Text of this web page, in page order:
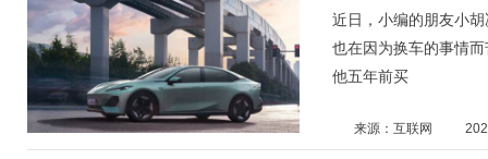
近日，小编的朋友小
也在因为换车的事情
他五年前买
来源：互联网